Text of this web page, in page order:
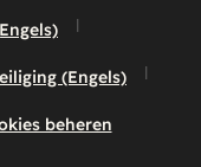
(Engels)
beheren